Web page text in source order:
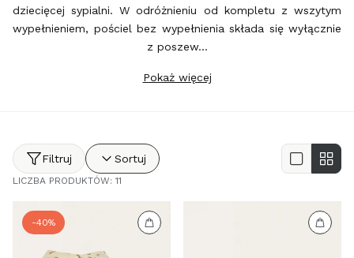
dziecięcej sypialni. W odróżnieniu od kompletu z wszytym
wypełnieniem, pościel bez wypełnienia składa się wyłącznie
z poszew…
Pokaż więcej
LICZBA PRODUKTÓW: 11
Filtruj Sortuj
-40%